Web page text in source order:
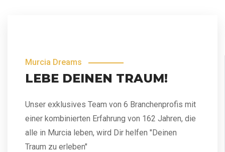
Murcia Dreams
LEBE DEINEN TRAUM!
Unser exklusives Team von 6 Branchenprofis mit
einer kombinierten Erfahrung von 162 Jahren, die
alle in Murcia leben, wird Dir helfen "Deinen
Traum zu erleben"